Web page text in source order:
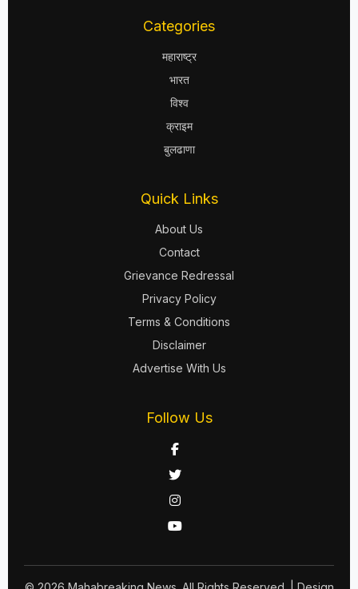
Categories
महाराष्ट्र
भारत
विश्व
क्राइम
बुलढाणा
Quick Links
About Us
Contact
Grievance Redressal
Privacy Policy
Terms & Conditions
Disclaimer
Advertise With Us
Follow Us